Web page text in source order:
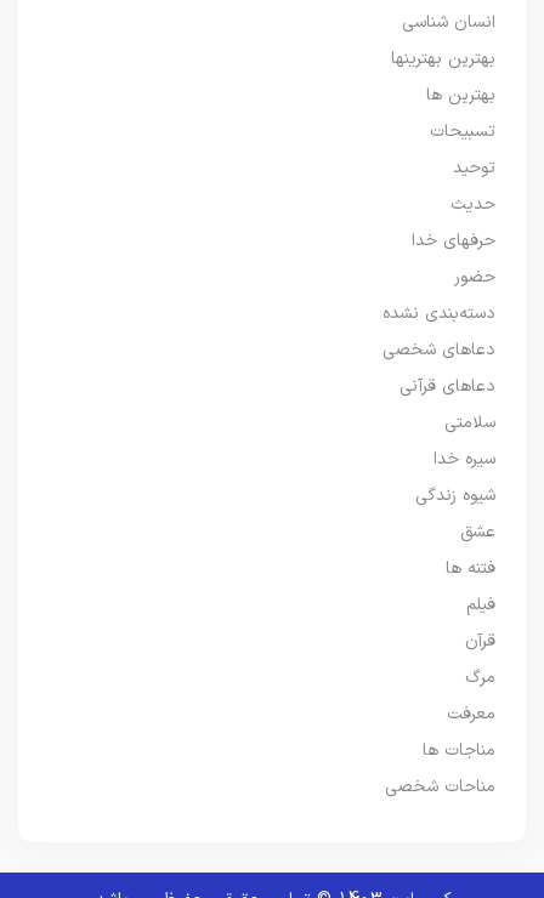
انسان شناسی
بهترین بهترینها
بهترین ها
تسبیحات
توحید
حدیث
حرفهای خدا
حضور
دسته‌بندی نشده
دعاهای شخصی
دعاهای قرآنی
سلامتی
سیره خدا
شیوه زندگی
عشق
فتنه ها
فیلم
قرآن
مرگ
معرفت
مناجات ها
مناحات شخصی